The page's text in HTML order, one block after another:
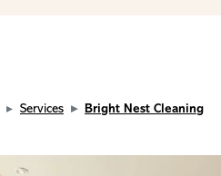
Services Bright Nest Cleaning